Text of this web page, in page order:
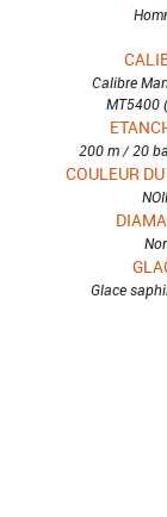
Calibre
MT5400
200 m / 20
COULEUR
Glace